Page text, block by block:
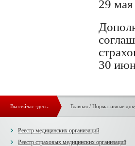
29 мая
30
Вы сейчас здесь: Главная/ Нормативные
Реестр медицинских организаций
Реестр страховых медицинских организаций